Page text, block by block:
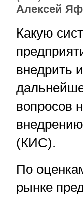
Алексей
Какую
внедрить
вопросов
(КИС).
По
рынке